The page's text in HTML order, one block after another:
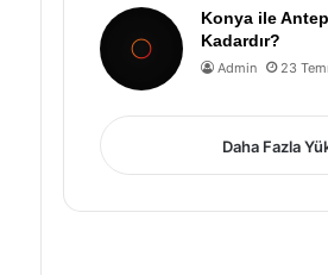
Konya ile
Kadardır?
Admin 23
Daha Fazla